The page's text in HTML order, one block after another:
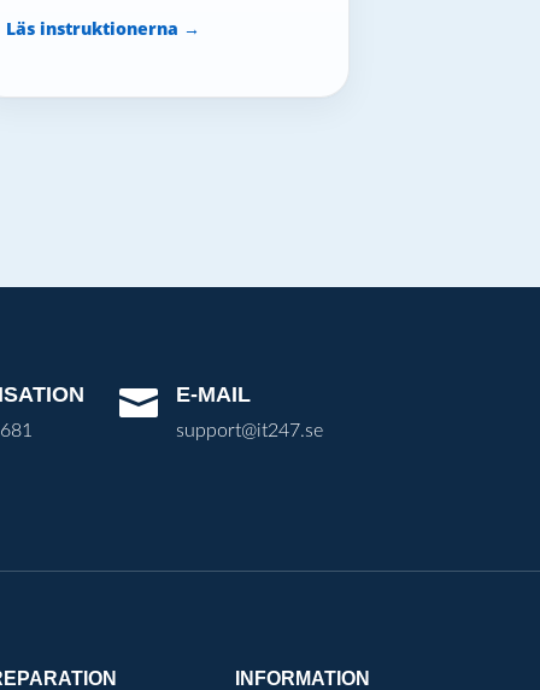
Läs instruktionerna →
 E-MAIL
support@it247.se
INFORMATION